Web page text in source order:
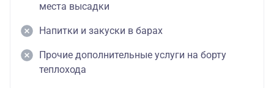
места высадки
Напитки и закуски в барах
Прочие дополнительные услуги на борту
теплохода